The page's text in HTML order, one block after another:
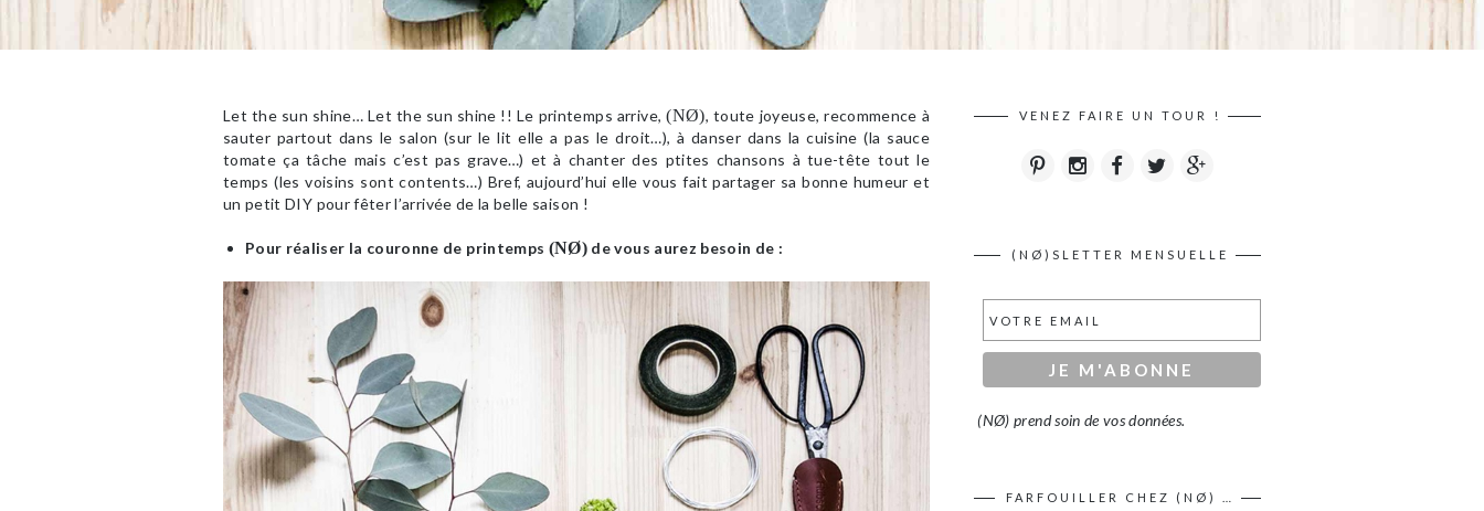
Let the sun shine… Let the sun shine !! Le printemps arrive,(NØ), toute joyeuse, recommence à
sauter partout dans le salon (sur le lit elle a pas le droit…), à danser dans la cuisine (la sauce
tomate ça tâche mais c’est pas grave…) et à chanter des ptites chansons à tue-tête tout le
temps (les voisins sont contents…) Bref, aujourd’hui elle vous fait partager sa bonne humeur et
un petit DIY pour fêter l’arrivée de la belle saison !
Pour réaliser la couronne de printemps (NØ) de vous aurez besoin de :
VENEZ FAIRE UN TOUR !
(NØ)SLETTER MENSUELLE
(NØ) prend soin de vos données.
FARFOUILLER CHEZ (NØ) …